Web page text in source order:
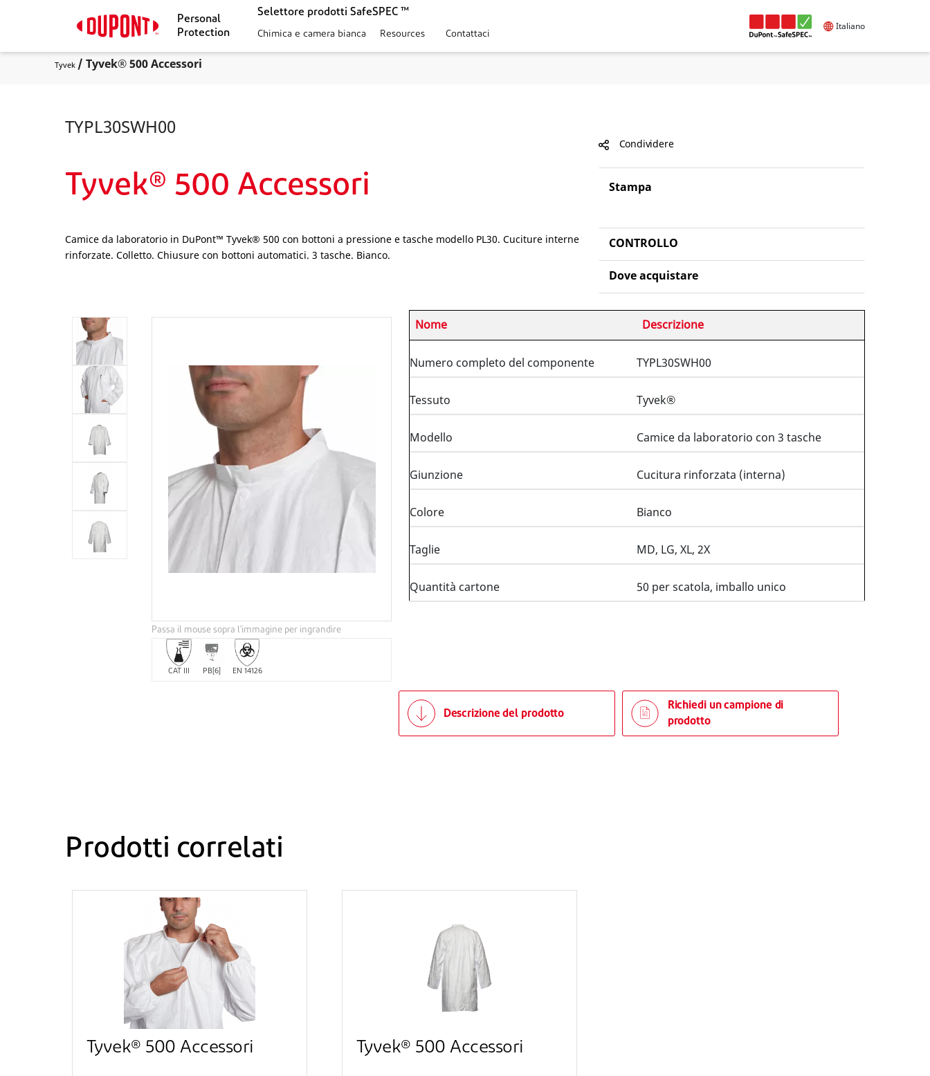
Italiano
Personal
Protection
Selettore prodotti SafeSPEC ™
Chimica e camera bianca Resources Contattaci
Tyvek / Tyvek® 500 Accessori
TYPL30SWH00
Tyvek® 500 Accessori
Camice da laboratorio in DuPont™ Tyvek® 500 con bottoni a pressione e tasche modello PL30. Cuciture interne
rinforzate. Colletto. Chiusure con bottoni automatici. 3 tasche. Bianco.
Condividere
Stampa
CONTROLLO
Dove acquistare
Passa il mouse sopra l'immagine per ingrandire
CAT III PB[6] EN 14126
Nome Descrizione
Numero completo del componente TYPL30SWH00
Tessuto Tyvek®
Modello Camice da laboratorio con 3 tasche
Giunzione Cucitura rinforzata (interna)
Colore Bianco
Taglie MD, LG, XL, 2X
Quantità cartone 50 per scatola, imballo unico
Descrizione del prodotto
Richiedi un campione di
prodotto
Prodotti correlati
Tyvek® 500 Accessori Tyvek® 500 Accessori